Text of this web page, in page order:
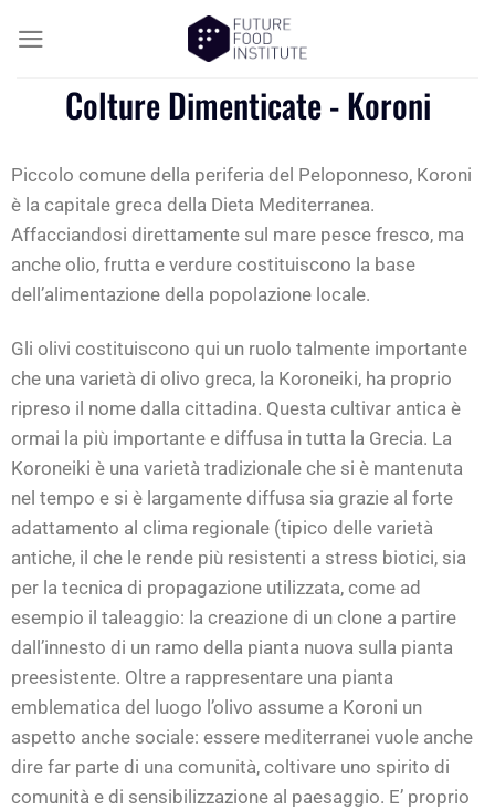
Colture Dimenticate - Koroni
Piccolo comune della periferia del Peloponneso, Koroni
è la capitale greca della Dieta Mediterranea.
Affacciandosi direttamente sul mare pesce fresco, ma
anche olio, frutta e verdure costituiscono la base
dell’alimentazione della popolazione locale.
Gli olivi costituiscono qui un ruolo talmente importante
che una varietà di olivo greca, la Koroneiki, ha proprio
ripreso il nome dalla cittadina. Questa cultivar antica è
ormai la più importante e diffusa in tutta la Grecia. La
Koroneiki è una varietà tradizionale che si è mantenuta
nel tempo e si è largamente diffusa sia grazie al forte
adattamento al clima regionale (tipico delle varietà
antiche, il che le rende più resistenti a stress biotici, sia
per la tecnica di propagazione utilizzata, come ad
esempio il taleaggio: la creazione di un clone a partire
dall’innesto di un ramo della pianta nuova sulla pianta
preesistente. Oltre a rappresentare una pianta
emblematica del luogo l’olivo assume a Koroni un
aspetto anche sociale: essere mediterranei vuole anche
dire far parte di una comunità, coltivare uno spirito di
comunità e di sensibilizzazione al paesaggio. E’ proprio